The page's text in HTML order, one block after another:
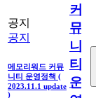
공지
공지
메모리워드 커뮤
니티 운영정책 (
2023.11.1 update
)
커
뮤
니
티
운